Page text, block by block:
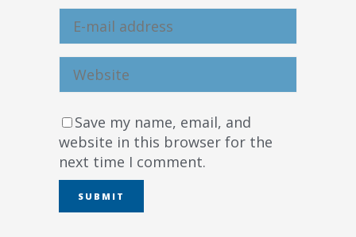
Save my name, email, and
website in this browser for the
next time I comment.